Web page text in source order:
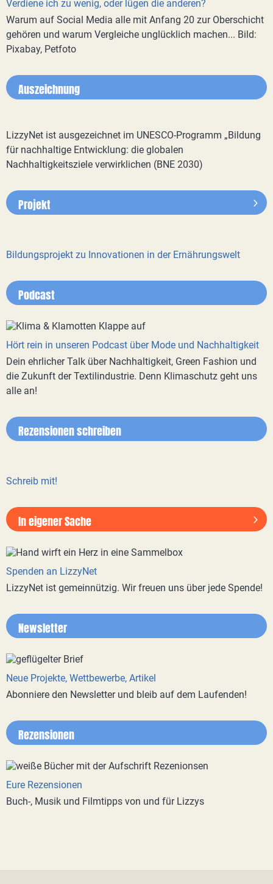
Verdiene ich zu wenig, oder lügen die anderen?
Warum auf Social Media alle mit Anfang 20 zur Oberschicht
gehören und warum Vergleiche unglücklich machen... Bild:
Pixabay, Petfoto
Auszeichnung
LizzyNet ist ausgezeichnet im UNESCO-Programm „Bildung
für nachhaltige Entwicklung: die globalen
Nachhaltigkeitsziele verwirklichen (BNE 2030)
Projekt
Bildungsprojekt zu Innovationen in der Ernährungswelt
Podcast
Hört rein in unseren Podcast über Mode und Nachhaltigkeit
Dein ehrlicher Talk über Nachhaltigkeit, Green Fashion und
die Zukunft der Textilindustrie. Denn Klimaschutz geht uns
alle an!
Rezensionen schreiben
Schreib mit!
In eigener Sache
Spenden an LizzyNet
LizzyNet ist gemeinnützig. Wir freuen uns über jede Spende!
Newsletter
Neue Projekte, Wettbewerbe, Artikel
Abonniere den Newsletter und bleib auf dem Laufenden!
Rezensionen
Eure Rezensionen
Buch-, Musik und Filmtipps von und für Lizzys